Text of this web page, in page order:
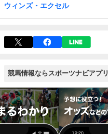
ウィンズ・エクセル
競馬情報ならスポーツナビアプリ